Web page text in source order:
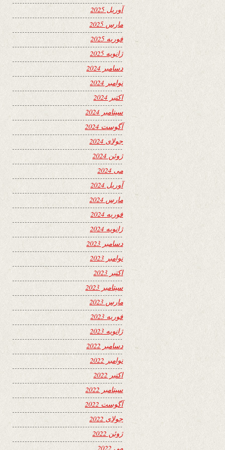
آوریل 2025
مارس 2025
فوریه 2025
ژانویه 2025
دسامبر 2024
نوامبر 2024
اکتبر 2024
سپتامبر 2024
آگوست 2024
جولای 2024
ژوئن 2024
می 2024
آوریل 2024
مارس 2024
فوریه 2024
ژانویه 2024
دسامبر 2023
نوامبر 2023
اکتبر 2023
سپتامبر 2023
مارس 2023
فوریه 2023
ژانویه 2023
دسامبر 2022
نوامبر 2022
اکتبر 2022
سپتامبر 2022
آگوست 2022
جولای 2022
ژوئن 2022
می 2022